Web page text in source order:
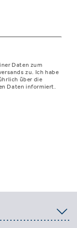
Daten zum
zu. Ich habe
über die
Daten informiert.